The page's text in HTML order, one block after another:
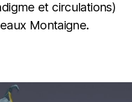
et circulations)
Montaigne.
l’article